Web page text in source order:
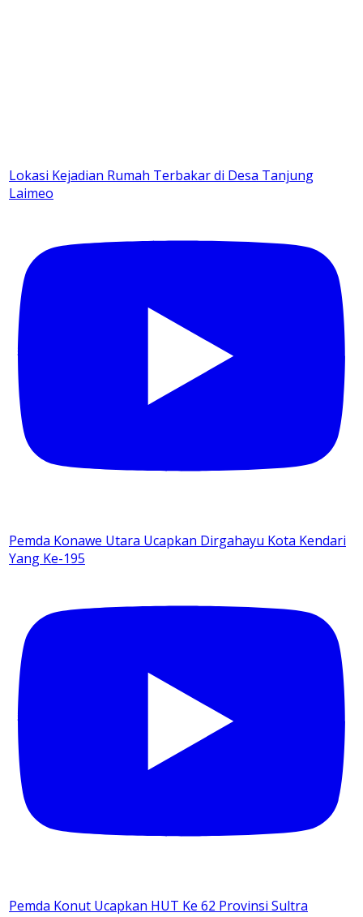
Lokasi Kejadian Rumah Terbakar di Desa Tanjung
Laimeo
Pemda Konawe Utara Ucapkan Dirgahayu Kota Kendari
Yang Ke-195
Pemda Konut Ucapkan HUT Ke 62 Provinsi Sultra